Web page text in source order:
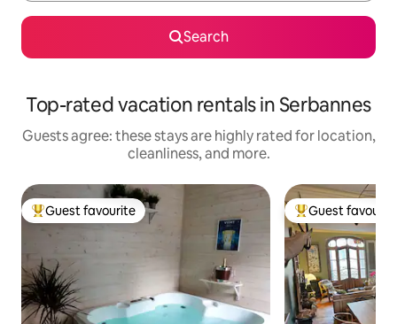
Search
Top-rated vacation rentals in Serbannes
Guests agree: these stays are highly rated for location,
cleanliness, and more.
Top guest favourite
Guest favourite Top guest
Guest